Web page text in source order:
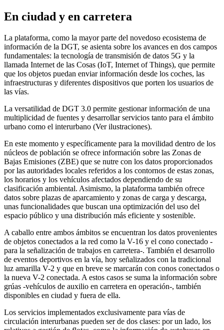
En ciudad y en carretera
La plataforma, como la mayor parte del novedoso ecosistema de
información de la DGT, se asienta sobre los avances en dos campos
fundamentales: la tecnología de transmisión de datos 5G y la
llamada Internet de las Cosas (IoT, Internet of Things), que permite
que los objetos puedan enviar información desde los coches, las
infraestructuras y diferentes dispositivos que porten los usuarios de
las vías.
La versatilidad de DGT 3.0 permite gestionar información de una
multiplicidad de fuentes y desarrollar servicios tanto para el ámbito
urbano como el interurbano (Ver ilustraciones).
En este momento y específicamente para la movilidad dentro de los
núcleos de población se ofrece información sobre las Zonas de
Bajas Emisiones (ZBE) que se nutre con los datos proporcionados
por las autoridades locales referidos a los contornos de estas zonas,
los horarios y los vehículos afectados dependiendo de su
clasificación ambiental. Asimismo, la plataforma también ofrece
datos sobre plazas de aparcamiento y zonas de carga y descarga,
unas funcionalidades que buscan una optimización del uso del
espacio público y una distribución más eficiente y sostenible.
A caballo entre ambos ámbitos se encuentran los datos provenientes
de objetos conectados a la red como la V-16 y el cono conectado -
para la señalización de trabajos en carretera-. También el desarrollo
de eventos deportivos en la vía, hoy señalizados con la tradicional
luz amarilla V-2 y que en breve se marcarán con conos conectados o
la nueva V-2 conectada. A estos casos se suma la información sobre
grúas -vehículos de auxilio en carretera en operación-, también
disponibles en ciudad y fuera de ella.
Los servicios implementados exclusivamente para vías de
circulación interurbanas pueden ser de dos clases: por un lado, los